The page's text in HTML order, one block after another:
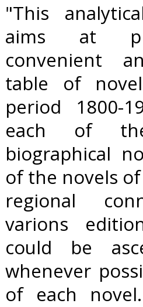
‎"This
aims at
convenient
table of
period 1800-
each of
biographical
of the novels
regional
varions
could be
whenever
of each